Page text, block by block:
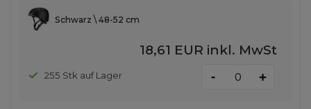
Schwarz \ 48-52 cm
18,61 EUR inkl. MwSt
255 Stk auf Lager - +